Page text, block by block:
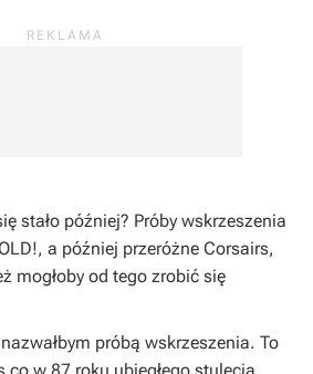
stało później? Próby wskrzeszenia
, a później przeróżne Corsairs,
mogłoby od tego zrobić się
próbą wskrzeszenia. To